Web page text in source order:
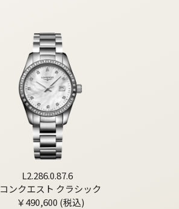
L2.286.0.87.6
コンクエスト クラシック
￥490,600 (税込)